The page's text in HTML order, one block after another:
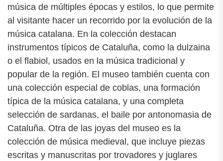
música de múltiples épocas y estilos, lo que permite
al visitante hacer un recorrido por la evolución de la
música catalana. En la colección destacan
instrumentos típicos de Cataluña, como la dulzaina
o el flabiol, usados en la música tradicional y
popular de la región. El museo también cuenta con
una colección especial de coblas, una formación
típica de la música catalana, y una completa
selección de sardanas, el baile por antonomasia de
Cataluña. Otra de las joyas del museo es la
colección de música medieval, que incluye piezas
escritas y manuscritas por trovadores y juglares